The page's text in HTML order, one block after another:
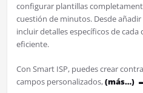
configurar plantillas
cuestión de minutos. Desde
incluir detalles específicos de
eficiente.
Con Smart ISP, puedes crear
campos personalizados,(más…)